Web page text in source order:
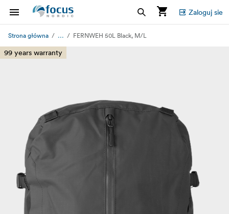
Zaloguj sie
Strona główna ... FERNWEH 50L Black, M/L
99 years warranty